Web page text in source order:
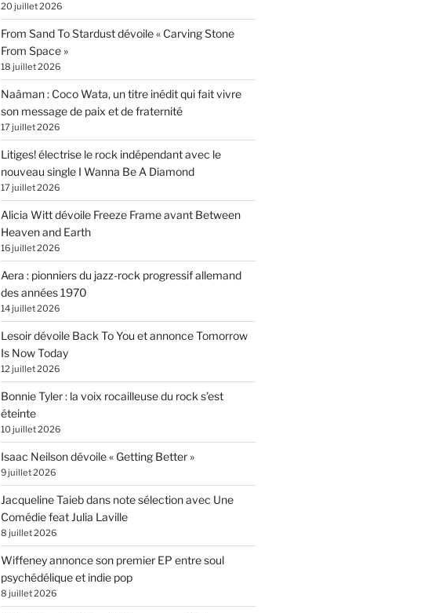
20 juillet 2026
From Sand To Stardust dévoile « Carving Stone
From Space »
18 juillet 2026
Naâman : Coco Wata, un titre inédit qui fait vivre
son message de paix et de fraternité
17 juillet 2026
Litiges! électrise le rock indépendant avec le
nouveau single I Wanna Be A Diamond
17 juillet 2026
Alicia Witt dévoile Freeze Frame avant Between
Heaven and Earth
16 juillet 2026
Aera : pionniers du jazz-rock progressif allemand
des années 1970
14 juillet 2026
Lesoir dévoile Back To You et annonce Tomorrow
Is Now Today
12 juillet 2026
Bonnie Tyler : la voix rocailleuse du rock s’est
éteinte
10 juillet 2026
Isaac Neilson dévoile « Getting Better »
9 juillet 2026
Jacqueline Taieb dans note sélection avec Une
Comédie feat Julia Laville
8 juillet 2026
Wiffeney annonce son premier EP entre soul
psychédélique et indie pop
8 juillet 2026